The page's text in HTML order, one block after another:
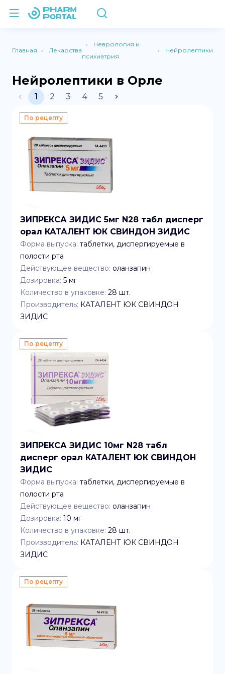
Главная Лекарства
Неврология и
психиатрия
Нейролептики
Нейролептики в Орле
1 2 3 4 5
По рецепту
ЗИПРЕКСА ЗИДИС 5мг N28 табл дисперг
орал КАТАЛЕНТ ЮК СВИНДОН ЗИДИС
Форма выпуска: таблетки, диспергируемые в
полости рта
Действующее вещество: оланзапин
Дозировка: 5 мг
Количество в упаковке: 28 шт.
Производитель: КАТАЛЕНТ ЮК СВИНДОН
ЗИДИС
По рецепту
ЗИПРЕКСА ЗИДИС 10мг N28 табл
дисперг орал КАТАЛЕНТ ЮК СВИНДОН
ЗИДИС
Форма выпуска: таблетки, диспергируемые в
полости рта
Действующее вещество: оланзапин
Дозировка: 10 мг
Количество в упаковке: 28 шт.
Производитель: КАТАЛЕНТ ЮК СВИНДОН
ЗИДИС
По рецепту